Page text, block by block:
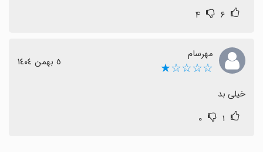
۶ ۴
مهرسام
☆☆☆☆★ ٥ بهمن ١٤٠٤
خیلی بد
۱ ۰